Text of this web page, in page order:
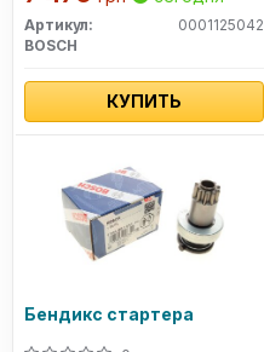
Артикул:
0001125042
BOSCH
КУПИТЬ
Бендикс стартера